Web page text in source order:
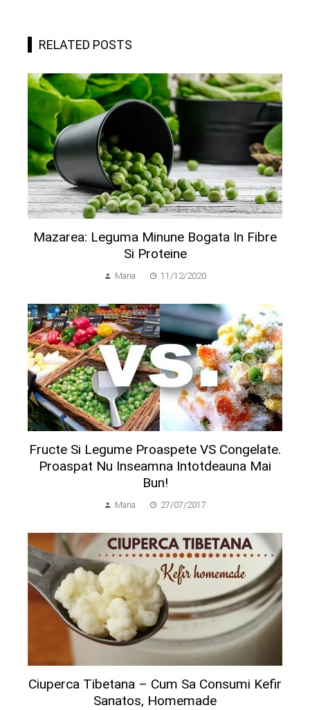
RELATED POSTS
Mazarea: Leguma Minune Bogata In Fibre
Si Proteine
Maria 11/12/2020
Fructe Si Legume Proaspete VS Congelate.
Proaspat Nu Inseamna Intotdeauna Mai
Bun!
Maria 27/07/2017
Ciuperca Tibetana – Cum Sa Consumi Kefir
Sanatos, Homemade